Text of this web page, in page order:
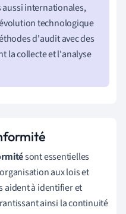
internationales,
technologique
d'audit avec des
la collecte et l'analyse
sont essentielles
aux lois et
aident à identifier et
ainsi la continuité